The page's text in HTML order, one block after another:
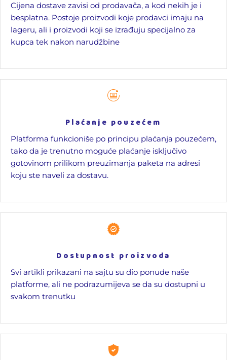
Cijena dostave zavisi od prodavača, a kod nekih je i
besplatna. Postoje proizvodi koje prodavci imaju na
lageru, ali i proizvodi koji se izrađuju specijalno za
kupca tek nakon narudžbine
Plaćanje pouzećem
Platforma funkcioniše po principu plaćanja pouzećem,
tako da je trenutno moguće plaćanje isključivo
gotovinom prilikom preuzimanja paketa na adresi
koju ste naveli za dostavu.
Dostupnost proizvoda
Svi artikli prikazani na sajtu su dio ponude naše
platforme, ali ne podrazumijeva se da su dostupni u
svakom trenutku